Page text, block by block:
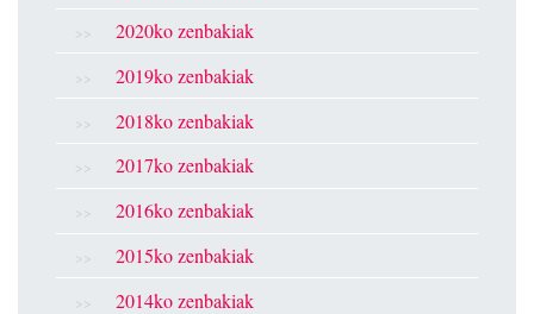
2020ko zenbakiak
2019ko zenbakiak
2018ko zenbakiak
2017ko zenbakiak
2016ko zenbakiak
2015ko zenbakiak
2014ko zenbakiak